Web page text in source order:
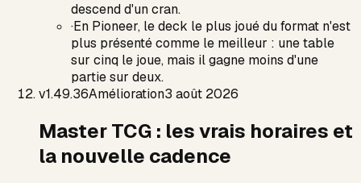
descend d'un cran.
·En Pioneer, le deck le plus joué du format n'est
plus présenté comme le meilleur : une table
sur cinq le joue, mais il gagne moins d'une
partie sur deux.
v1.49.36Amélioration3 août 2026
Master TCG : les vrais horaires et
la nouvelle cadence